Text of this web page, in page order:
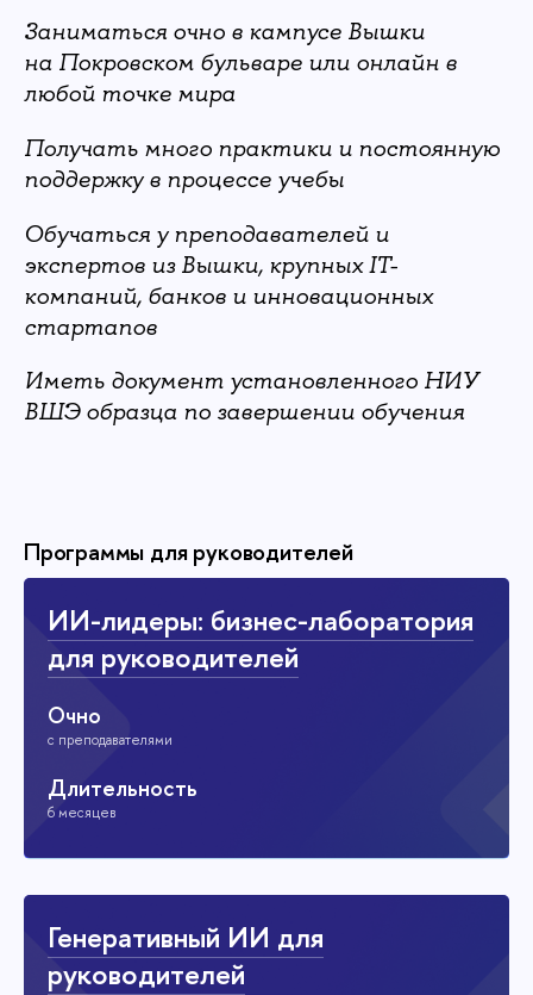
Заниматься очно в кампусе Вышки
на Покровском бульваре или онлайн в
любой точке мира
Получать много практики и постоянную
поддержку в процессе учебы
Обучаться у преподавателей и
экспертов из Вышки, крупных IT-
компаний, банков и инновационных
стартапов
Иметь документ установленного НИУ
ВШЭ образца по завершении обучения
Программы для руководителей
ИИ-лидеры: бизнес-лаборатория
для руководителей
Очно
с преподавателями
Длительность
6 месяцев
Генеративный ИИ для
руководителей